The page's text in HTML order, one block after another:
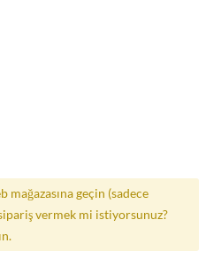
geçin (sadece
vermek mi istiyorsunuz?